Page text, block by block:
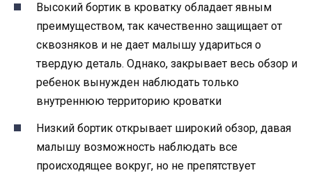
Высокий бортик в кроватку обладает явным
преимуществом, так качественно защищает от
сквозняков и не дает малышу удариться о
твердую деталь. Однако, закрывает весь обзор и
ребенок вынужден наблюдать только
внутреннюю территорию кроватки
Низкий бортик открывает широкий обзор, давая
малышу возможность наблюдать все
происходящее вокруг, но не препятствует